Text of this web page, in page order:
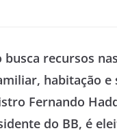
busca recursos
habitação e
Fernando
do BB, é